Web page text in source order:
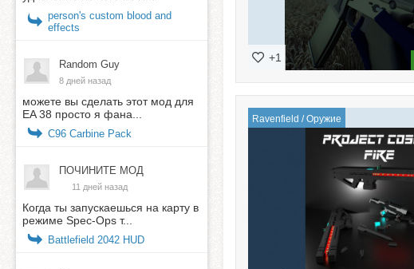
+1
Ravenfield /Оружие
person's custom blood and
effects
Random Guy
8 дней назад
можете вы сделать этот мод для
EA 38 просто я фана...
C96 Carbine Pack
ПОЧИНИТЕ МОД
11 дней назад
Когда ты запускаешься на карту в
режиме Spec-Ops т...
Battlefield 2042 HUD